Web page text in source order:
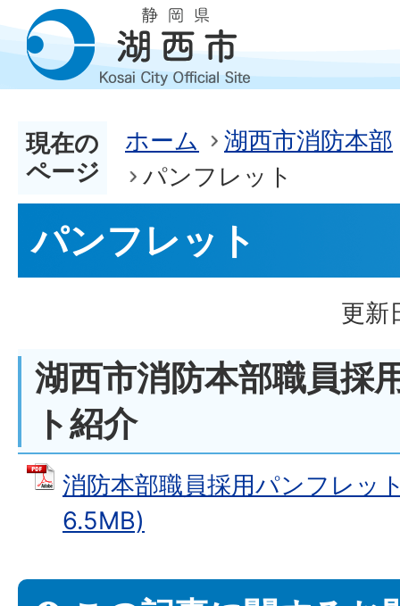
現在の
ページ
ホーム
湖西市消防本部
パンフレット
パンフレット
更新
湖西市消防本部職員採
ト紹介
消防本部職員採用パンフレッ
6.5MB)